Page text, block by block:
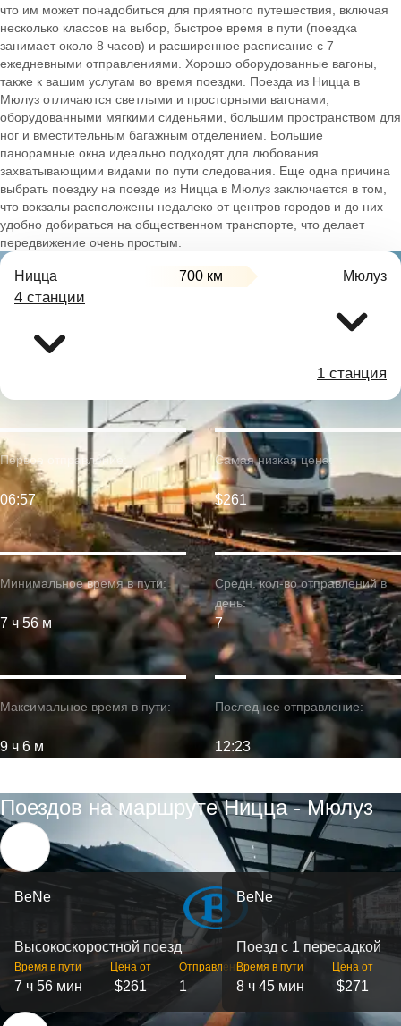
что им может понадобиться для приятного путешествия, включая
несколько классов на выбор, быстрое время в пути (поездка
занимает около 8 часов) и расширенное расписание с 7
ежедневными отправлениями. Хорошо оборудованные вагоны,
также к вашим услугам во время поездки. Поезда из Ницца в
Мюлуз отличаются светлыми и просторными вагонами,
оборудованными мягкими сиденьями, большим пространством для
ног и вместительным багажным отделением. Большие
панорамные окна идеально подходят для любования
захватывающими видами по пути следования. Еще одна причина
выбрать поездку на поезде из Ницца в Мюлуз заключается в том,
что вокзалы расположены недалеко от центров городов и до них
удобно добираться на общественном транспорте, что делает
передвижение очень простым.
Ницца 700 км Мюлуз
4 станции
1 станция
Минимальное время в пути:
7 ч 56 м
Первое отправление:
06:57
Максимальное время в пути:
9 ч 6 м
Самая низкая цена:
$261
Средн. кол-во отправлений в
день:
7
Последнее отправление:
12:23
Поездов на маршруте Ницца - Мюлуз
BeNe
Высокоскоростной поезд
Время в пути
7 ч 56 мин
Цена от
$261
Отправлений
1
BeNe
Поезд с 1 пересадкой
Время в пути
8 ч 45 мин
Цена от
$271